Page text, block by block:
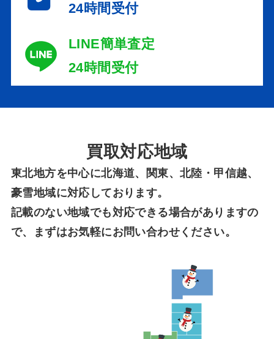
24時間受付
LINE簡単査定
24時間受付
買取対応地域
東北地方を中心に北海道、関東、北陸・甲信越、
豪雪地域に対応しております。
記載のない地域でも対応できる場合がありますの
で、まずはお気軽にお問い合わせください。